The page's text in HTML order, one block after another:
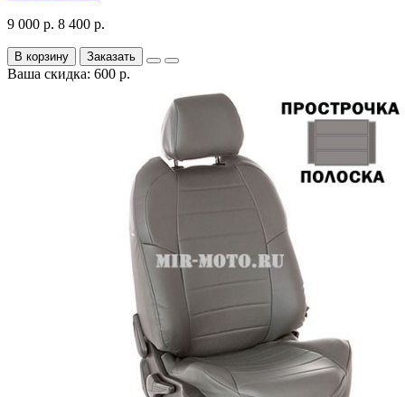
9 000 р. 8 400 р.
В корзину Заказать
Ваша скидка: 600 р.